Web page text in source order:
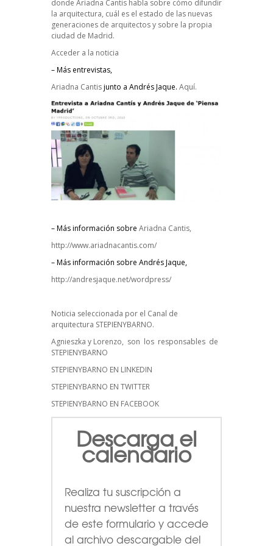
donde Ariadna Cantis habla sobre cómo difundir
la arquitectura, cuál es el estado de las nuevas
generaciones de arquitectos y sobre la propia
ciudad de Madrid.
Acceder a la noticia
– Más entrevistas,
Ariadna Cantisjunto a Andrés Jaque. Aquí.
– Más información sobre Ariadna Cantis,
http://www.ariadnacantis.com/
– Más información sobre Andrés Jaque,
http://andresjaque.net/wordpress/
Noticia seleccionada por el Canal de
arquitectura STEPIENYBARNO.
Agnieszka y Lorenzo, son los responsables de
STEPIENYBARNO
STEPIENYBARNO EN LINKEDIN
STEPIENYBARNO EN TWITTER
STEPIENYBARNO EN FACEBOOK
Descarga el
calendario
Realiza tu suscripción a
nuestra newsletter a través
de este formulario y accede
al archivo descargable del